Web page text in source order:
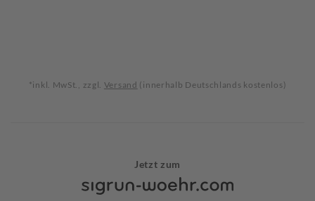
*inkl. MwSt., zzgl. Versand (innerhalb Deutschlands kostenlos)
Jetzt zum